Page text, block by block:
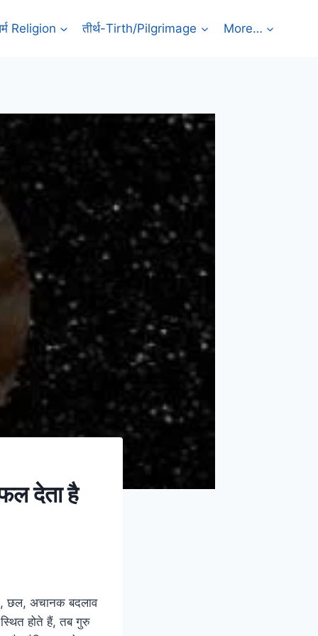
Religion तीर्थ-Tirth/Pilgrimage More…
देता है
छल, अचानक बदलाव
होते हैं, तब गुरु